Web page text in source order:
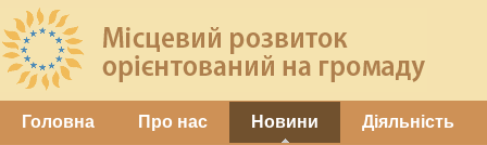
Головна Про нас Новини Діяльність